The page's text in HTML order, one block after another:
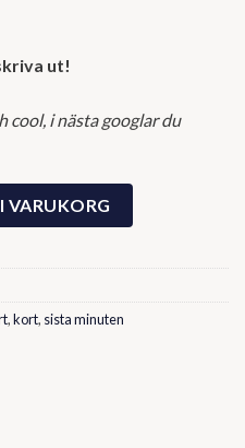
ut!
cool, i nästa googlar du
mängd
VARUKORG
,kort, sista minuten